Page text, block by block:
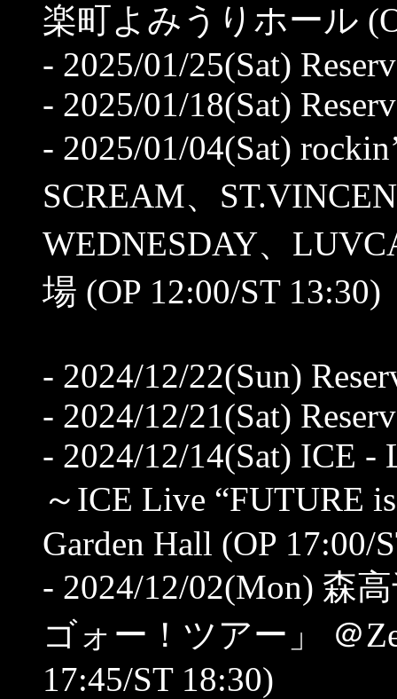
楽町よみうりホール
- 2025/01/25(Sat)
- 2025/01/18(Sat)
- 2025/01/04(Sat)
SCREAM、
WEDNESDAY、
場 (OP 12:00/ST 13:30)
- 2024/12/22(Sun)
- 2024/12/21(Sat)
- 2024/12/14(Sat) ICE -
～ICE Live “FUTURE
Garden Hall (OP 17:00/
- 2024/12/02(Mon) 森
ゴォー！ツアー」 ＠
17:45/ST 18:30)